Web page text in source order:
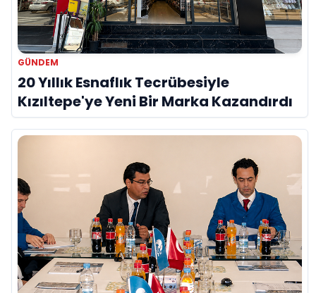
GÜNDEM
20 Yıllık Esnaflık Tecrübesiyle
Kızıltepe'ye Yeni Bir Marka Kazandırdı